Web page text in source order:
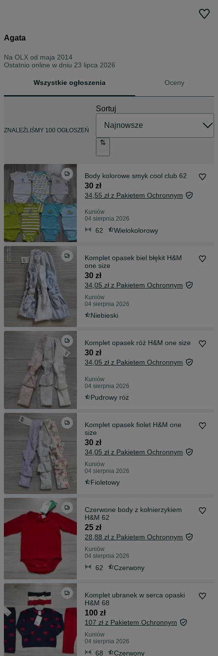
Agata
Na OLX od maja 2014
Ostatnio online w dniu 23 lipca 2026
Wszystkie ogłoszenia Oceny
ZNALEŹLIŚMY 100 OGŁOSZEŃ
Sortuj
Body kolorowe smyk cool club 62
30 zł
34,55 zł z Pakietem Ochronnym
Kuniów
04 sierpnia 2026
62 Wielokolorowy
Komplet opasek biel błękit H&M
one size
30 zł
34,05 zł z Pakietem Ochronnym
Kuniów
04 sierpnia 2026
Niebieski
Komplet opasek róż H&M one size
30 zł
34,05 zł z Pakietem Ochronnym
Kuniów
04 sierpnia 2026
Pudrowy róż
Komplet opasek fiolet H&M one
size
30 zł
34,05 zł z Pakietem Ochronnym
Kuniów
04 sierpnia 2026
Fioletowy
Czerwone body z kołnierzykiem
H&M 62
25 zł
28,88 zł z Pakietem Ochronnym
Kuniów
04 sierpnia 2026
62 Czerwony
Komplet ubranek w serca opaski
H&M 68
100 zł
107 zł z Pakietem Ochronnym
Kuniów
04 sierpnia 2026
68 Czerwony